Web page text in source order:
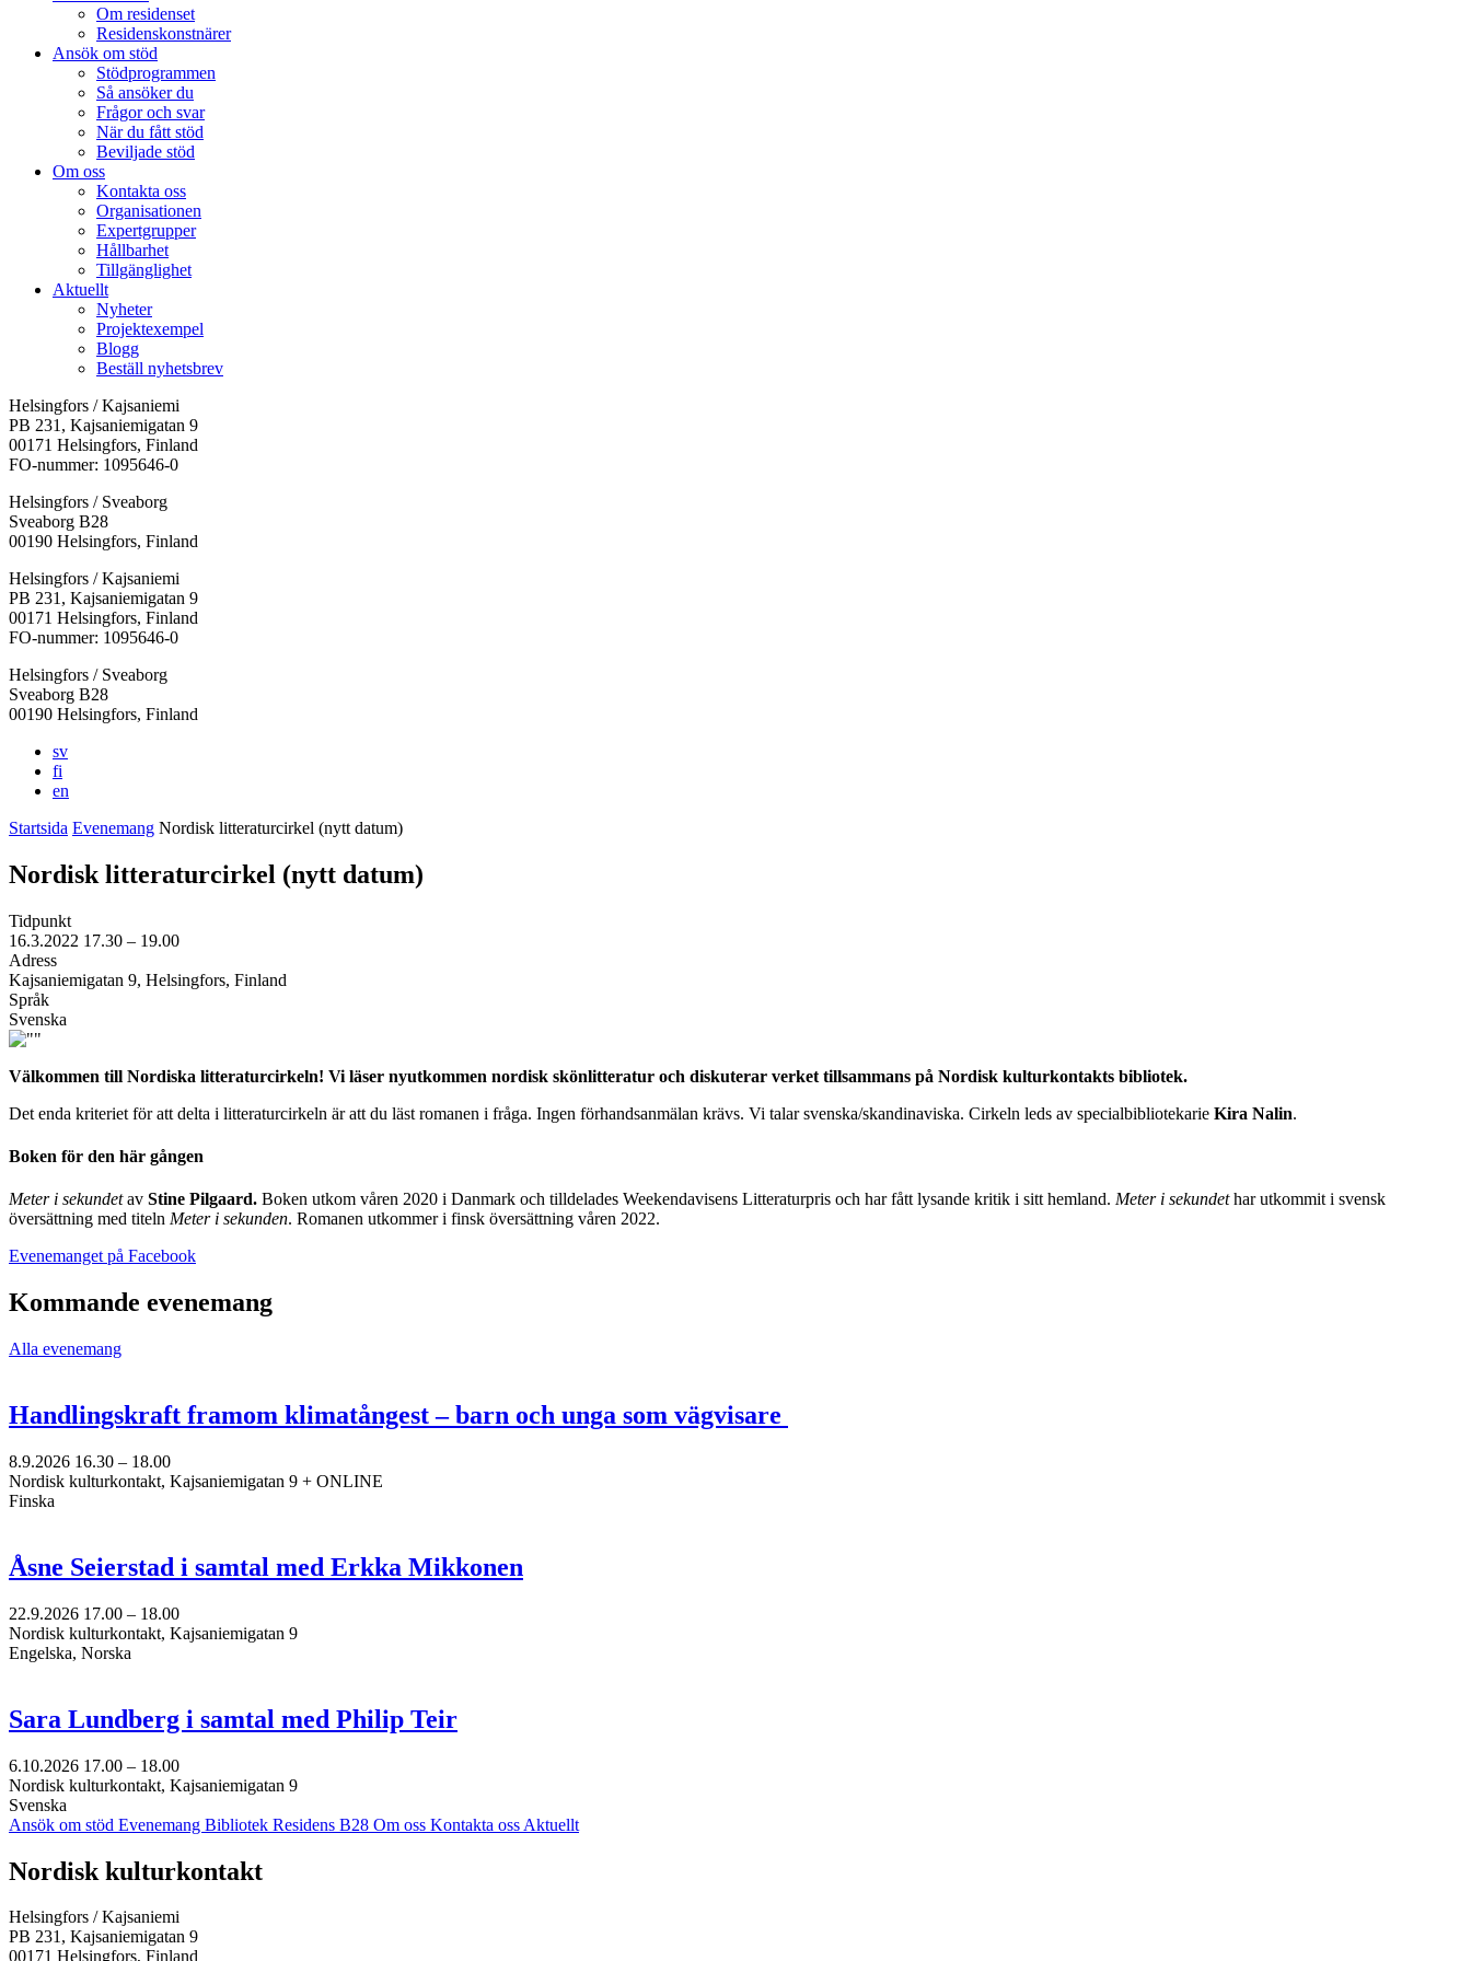
Om residenset
Residenskonstnärer
Ansök om stöd
Stödprogrammen
Så ansöker du
Frågor och svar
När du fått stöd
Beviljade stöd
Om oss
Kontakta oss
Organisationen
Expertgrupper
Hållbarhet
Tillgänglighet
Aktuellt
Nyheter
Projektexempel
Blogg
Beställ nyhetsbrev
Helsingfors / Kajsaniemi
PB 231, Kajsaniemigatan 9
00171 Helsingfors, Finland
FO-nummer: 1095646-0
Helsingfors / Sveaborg
Sveaborg B28
00190 Helsingfors, Finland
Facebook:
Öppnas
i
en
flik
Instagram:
Öppnas
i
en
flik
TikTok:
Öppnas
i
en
flik
Youtube:
Öppnas
i
en
flik
Vimeo:
Öppnas
i
en
flik
Helsingfors / Kajsaniemi
PB 231, Kajsaniemigatan 9
00171 Helsingfors, Finland
FO-nummer: 1095646-0
Helsingfors / Sveaborg
Sveaborg B28
00190 Helsingfors, Finland
sv
fi
en
Startsida Evenemang Nordisk litteraturcirkel (nytt datum)
Nordisk litteraturcirkel (nytt datum)
Tidpunkt
16.3.2022 17.30 – 19.00
Adress
Kajsaniemigatan 9, Helsingfors, Finland
Språk
Svenska
Välkommen till Nordiska litteraturcirkeln! Vi läser nyutkommen nordisk skönlitteratur och diskuterar verket tillsammans på Nordisk kulturkontakts bibliotek.
Det enda kriteriet för att delta i litteraturcirkeln är att du läst romanen i fråga. Ingen förhandsanmälan krävs. Vi talar svenska/skandinaviska. Cirkeln leds av specialbibliotekarie Kira Nalin.
Boken för den här gången
Meter i sekundetav Stine Pilgaard. Boken utkom våren 2020 i Danmark och tilldelades Weekendavisens Litteraturpris och har fått lysande kritik i sitt hemland. Meter i sekundethar utkommit i svensk
översättning med titeln Meter i sekunden. Romanen utkommer i finsk översättning våren 2022.
Evenemanget på FacebookÖppnas
ny
Kommande evenemang
Alla evenemang
Handlingskraft framom klimatångest – barn och unga som vägvisare
8.9.2026 16.30 – 18.00
Nordisk kulturkontakt, Kajsaniemigatan 9 + ONLINE
Finska
Åsne Seierstad i samtal med Erkka Mikkonen
22.9.2026 17.00 – 18.00
Nordisk kulturkontakt, Kajsaniemigatan 9
Engelska, Norska
Sara Lundberg i samtal med Philip Teir
6.10.2026 17.00 – 18.00
Nordisk kulturkontakt, Kajsaniemigatan 9
Svenska
Ansök om stöd Evenemang Bibliotek Residens B28 Om oss Kontakta oss Aktuellt
Facebook:
Öppnas
en
ny
Instagram:
Öppnas
en
ny
TikTok:
Öppnas
en
ny
Youtube:
Öppnas
en
ny
Vimeo:
Öppnas
en
ny
Nordisk kulturkontakt
Helsingfors / Kajsaniemi
PB 231, Kajsaniemigatan 9
00171 Helsingfors, Finland